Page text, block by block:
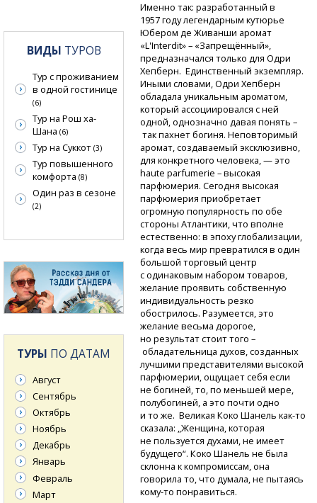
Именно так: разработанный в
1957 году легендарным кутюрье
Юбером де Живанши аромат
«L'Interdit» – «Запрещённый»,
предназначался только для Одри
Хепберн. Единственный экземпляр.
Иными словами, Одри Хепберн
обладала уникальным ароматом,
который ассоциировался с ней
одной, однозначно давая понять –
так пахнет богиня. Неповторимый
аромат, создаваемый эксклюзивно,
для конкретного человека, — это
haute parfumerie – высокая
парфюмерия. Сегодня высокая
парфюмерия приобретает
огромную популярность по обе
стороны Атлантики, что вполне
естественно: в эпоху глобализации,
когда весь мир превратился в один
большой торговый центр
с одинаковым набором товаров,
желание проявить собственную
индивидуальность резко
обострилось. Разумеется, это
желание весьма дорогое,
но результат стоит того –
обладательница духов, созданных
лучшими представителями высокой
парфюмерии, ощущает себя если
не богиней, то, по меньшей мере,
полубогиней, а это почти одно
и то же. Великая Коко Шанелькак-то
сказала: „Женщина, которая
не пользуется духами, не имеет
будущего“. Коко Шанель не была
склонна к компромиссам, она
говорила то, что думала, не пытаясь
кому-то понравиться.
ВИДЫ ТУРОВ
Тур с проживанием
в одной гостинице
(6)
Тур на Рош ха-
Шана (6)
Тур на Суккот (3)
Тур повышенного
комфорта (8)
Один раз в сезоне
(2)
ТУРЫ ПО ДАТАМ
Август
Сентябрь
Октябрь
Ноябрь
Декабрь
Январь
Февраль
Март